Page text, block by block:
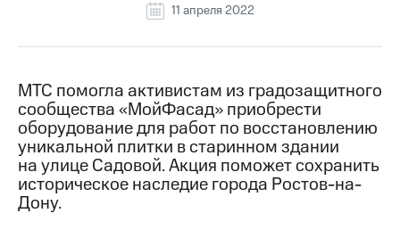
информация
Контакты
Медиа-центр
Пресс-
релизы
МТС
11 апреля 2022
МТС помогла активистам из градозащитного
сообщества «МойФасад» приобрести
оборудование для работ по восстановлению
уникальной плитки в старинном здании
на улице Садовой. Акция поможет сохранить
историческое наследие города Ростов-на-
Дону.